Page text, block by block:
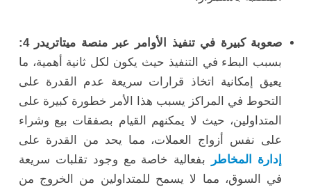
صعوبة كبيرة في تنفيذ الأوامر عبر منصة ميتاتريدر 4:
بسبب البطء في التنفيذ حيث يكون لكل ثانية أهمية، ما
يعيق إمكانية اتخاذ قرارات سريعة عدم القدرة على
التحوط في المراكز يسبب هذا الأمر خطورة كبيرة على
المتداولين، حيث لا يمكنهم القيام بصفقات بيع وشراء
على نفس أزواج العملات، مما يحد من القدرة على
إدارة المخاطر
بفعالية خاصة مع وجود تقلبات سريعة
في السوق، مما لا يسمح للمتداولين من الخروج من